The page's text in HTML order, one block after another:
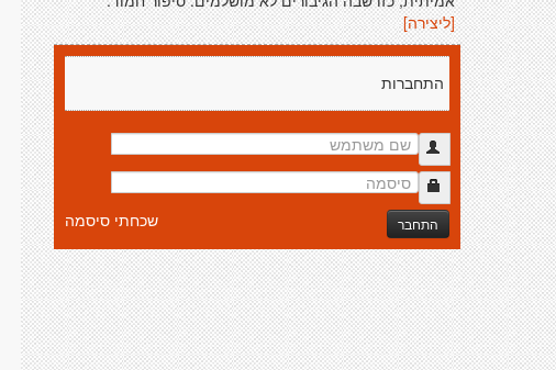
[ליצירה]
התחברות
התחבר שכחתי סיסמה